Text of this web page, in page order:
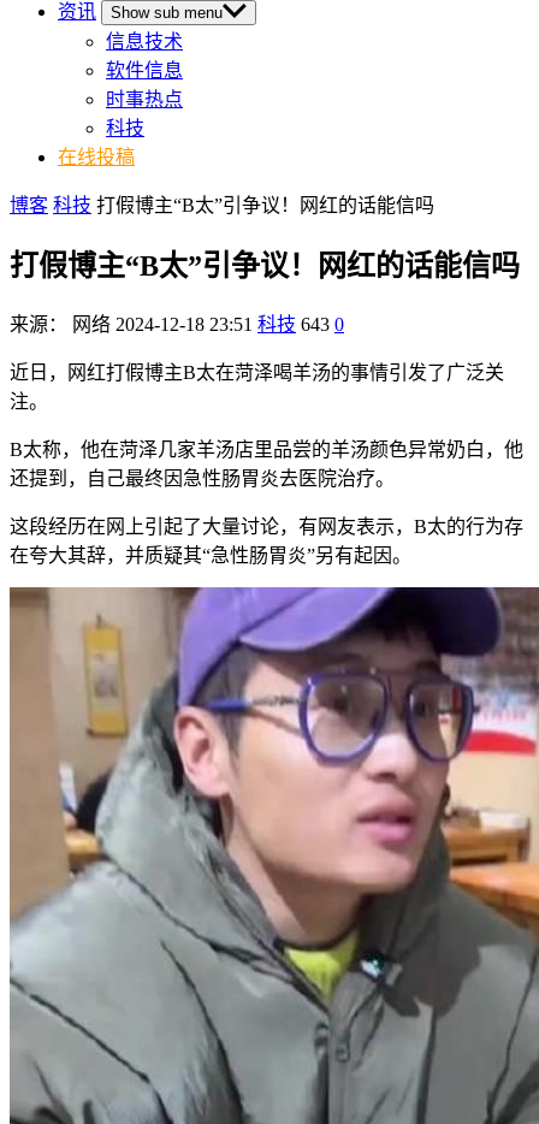
资讯
Show sub menu
信息技术
软件信息
时事热点
科技
在线投稿
博客 科技 打假博主“B太”引争议！网红的话能信吗
打假博主“B太”引争议！网红的话能信吗
来源： 网络 2024-12-18 23:51 科技 643 0
近日，网红打假博主B太在菏泽喝羊汤的事情引发了广泛关
注。
B太称，他在菏泽几家羊汤店里品尝的羊汤颜色异常奶白，他
还提到，自己最终因急性肠胃炎去医院治疗。
这段经历在网上引起了大量讨论，有网友表示，B太的行为存
在夸大其辞，并质疑其“急性肠胃炎”另有起因。